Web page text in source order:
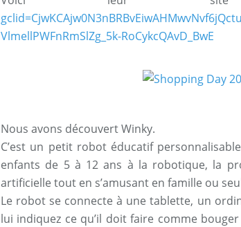
VlmellPWFnRmSlZg_5k-RoCykcQAvD_BwE
Nous avons découvert Winky.
C’est un petit robot éducatif
enfants de 5 à 12 ans à la robotique, la
artificielle tout en s’amusant en famille ou
Le robot se connecte à une tablette, un
lui indiquez ce qu’il doit faire comme